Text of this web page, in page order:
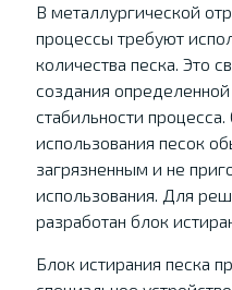
В металлургической
процессы требуют
количества песка. Это
создания
стабильности
использования песок
загрязненным и не
использования. Для
разработан блок
Блок истирания песка